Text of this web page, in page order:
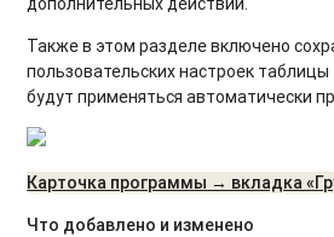
Также в этом разделе включено
пользовательских настроек
будут применяться автоматически
Карточка программы → вкладка
Что добавлено и изменено